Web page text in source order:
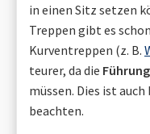
in einen Sitz setzen
Treppen gibt es
Kurventreppen (z. B.
teurer, da die
müssen. Dies ist
beachten.